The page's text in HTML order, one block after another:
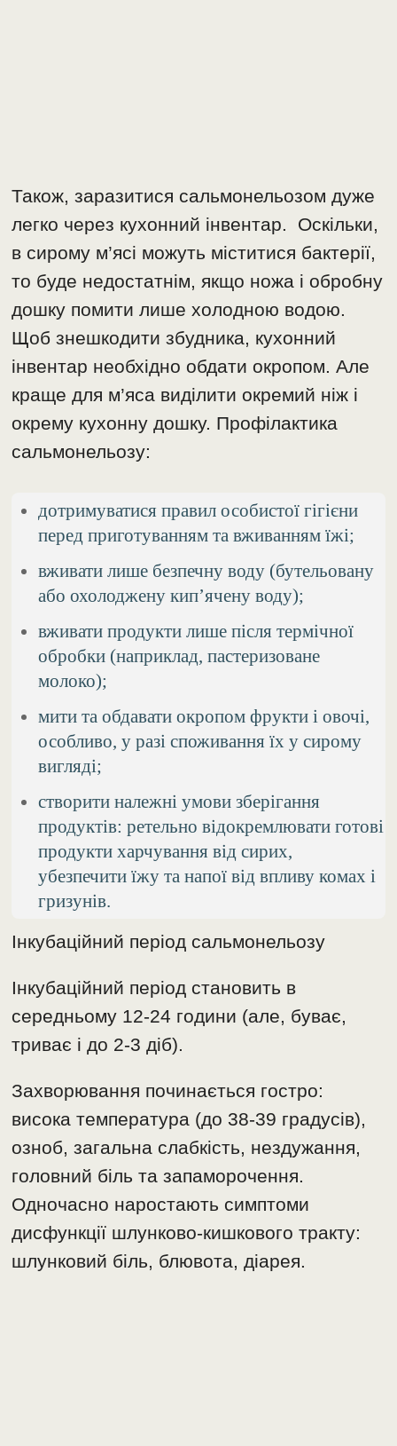
Також, заразитися сальмонельозом дуже
легко через кухонний інвентар. Оскільки,
в сирому м’ясі можуть міститися бактерії,
то буде недостатнім, якщо ножа і обробну
дошку помити лише холодною водою.
Щоб знешкодити збудника, кухонний
інвентар необхідно обдати окропом. Але
краще для м’яса виділити окремий ніж і
окрему кухонну дошку. Профілактика
сальмонельозу:
дотримуватися правил особистої гігієни
перед приготуванням та вживанням їжі;
вживати лише безпечну воду (бутельовану
або охолоджену кип’ячену воду);
вживати продукти лише після термічної
обробки (наприклад, пастеризоване
молоко);
мити та обдавати окропом фрукти і овочі,
особливо, у разі споживання їх у сирому
вигляді;
створити належні умови зберігання
продуктів: ретельно відокремлювати готові
продукти харчування від сирих,
убезпечити їжу та напої від впливу комах і
гризунів.
Інкубаційний період сальмонельозу
Інкубаційний період становить в
середньому 12-24 години (але, буває,
триває і до 2-3 діб).
Захворювання починається гостро:
висока температура (до 38-39 градусів),
озноб, загальна слабкість, нездужання,
головний біль та запаморочення.
Одночасно наростають симптоми
дисфункції шлунково-кишкового тракту:
шлунковий біль, блювота, діарея.